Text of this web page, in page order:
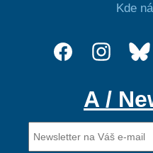
Kde
A /